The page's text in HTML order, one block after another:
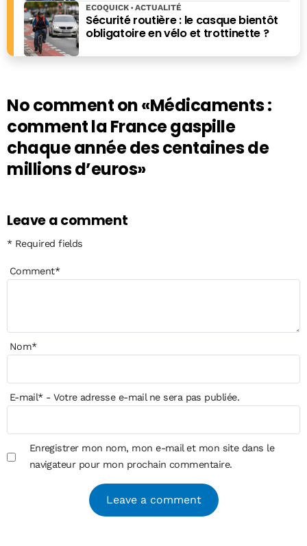
Sécurité routière : le casque bientôt
obligatoire en vélo et trottinette ?
ECOQUICK ACTUALITÉ
No comment on«Médicaments :
comment la France gaspille
chaque année des centaines de
millions d’euros»
Leave a comment
* Required fields
Comment*
Nom*
E-mail*- Votre adresse e-mail ne sera pas publiée.
Enregistrer mon nom, mon e-mail et mon site dans le
navigateur pour mon prochain commentaire.